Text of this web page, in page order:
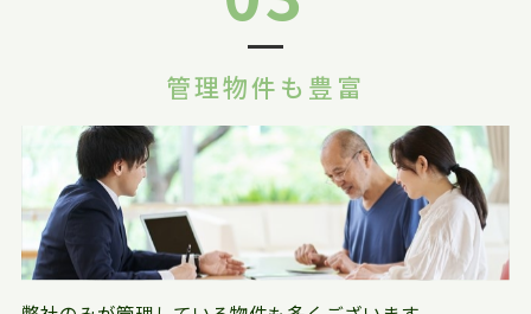
管理物件も豊富